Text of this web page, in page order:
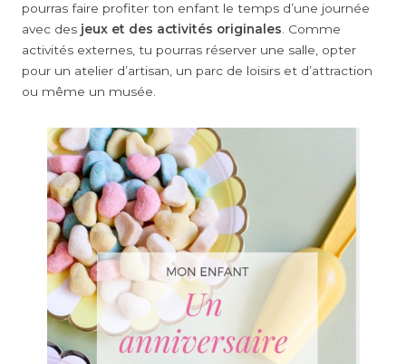
pourras faire profiter ton enfant le temps d’une journée
avec des jeux et des activités originales. Comme
activités externes, tu pourras réserver une salle, opter
pour un atelier d’artisan, un parc de loisirs et d’attraction
ou même un musée.